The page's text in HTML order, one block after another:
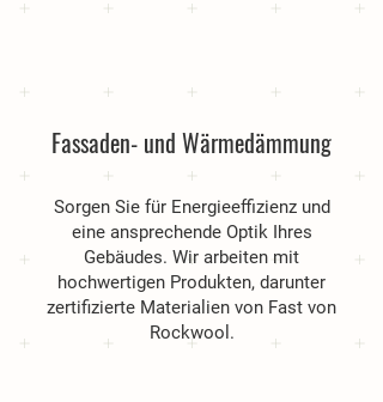
Fassaden- und Wärmedämmung
Sorgen Sie für Energieeffizienz und
eine ansprechende Optik Ihres
Gebäudes. Wir arbeiten mit
hochwertigen Produkten, darunter
zertifizierte Materialien von Fast von
Rockwool.